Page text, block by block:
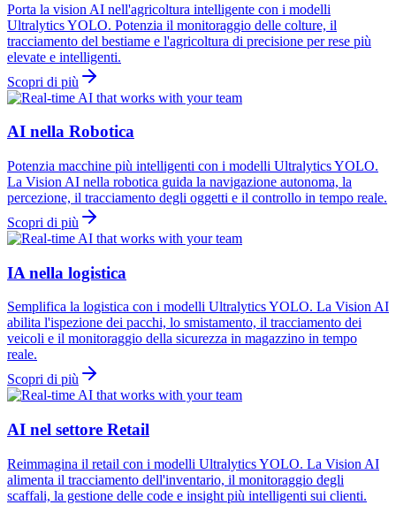
Porta la vision AI nell'agricoltura intelligente con i modelli
Ultralytics YOLO. Potenzia il monitoraggio delle colture, il
tracciamento del bestiame e l'agricoltura di precisione per rese più
elevate e intelligenti.
Scopri di più
AI nella Robotica
Potenzia macchine più intelligenti con i modelli Ultralytics YOLO.
La Vision AI nella robotica guida la navigazione autonoma, la
percezione, il tracciamento degli oggetti e il controllo in tempo reale.
Scopri di più
IA nella logistica
Semplifica la logistica con i modelli Ultralytics YOLO. La Vision AI
abilita l'ispezione dei pacchi, lo smistamento, il tracciamento dei
veicoli e il monitoraggio della sicurezza in magazzino in tempo
reale.
Scopri di più
AI nel settore Retail
Reimmagina il retail con i modelli Ultralytics YOLO. La Vision AI
alimenta il tracciamento dell'inventario, il monitoraggio degli
scaffali, la gestione delle code e insight più intelligenti sui clienti.